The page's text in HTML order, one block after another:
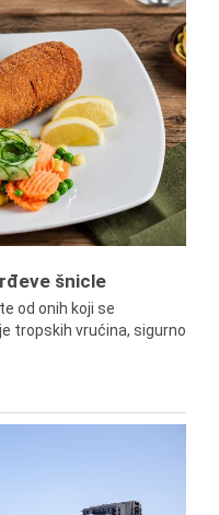
šnicle
od onih koji se
tropskih vrućina, sigurno